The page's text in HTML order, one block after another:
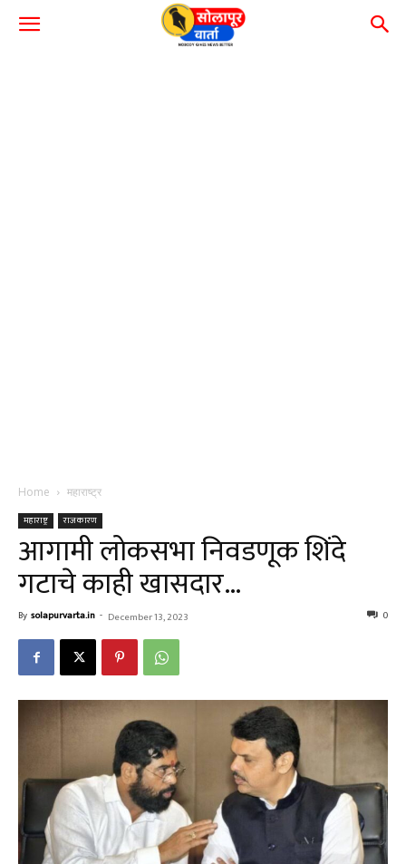
Home महाराष्ट्र
महाराष्ट्र राजकारण
आगामी लोकसभा निवडणूक शिंदे
गटाचे काही खासदार…
By solapurvarta.in - December 13, 2023 0